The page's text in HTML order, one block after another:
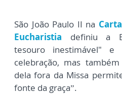
São João Paulo II na
Eucharistia definiu a
tesouro inestimável"
celebração, mas
dela fora da Missa
fonte da graça”.